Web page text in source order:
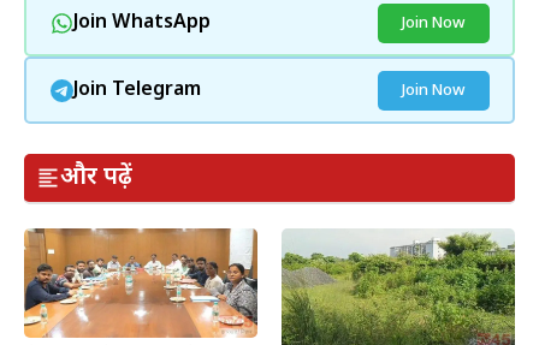
Join WhatsApp Join Now
Join Telegram Join Now
और पढ़ें